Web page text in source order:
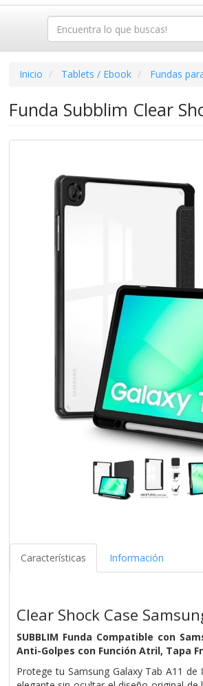
Inicio Tablets / Ebook Fundas
Funda Subblim Clear
Características Información
Clear Shock Case
SUBBLIM Funda Compatible con
Anti-Golpes con Función Atril, Tapa
Protege tu Samsung Galaxy Tab A11